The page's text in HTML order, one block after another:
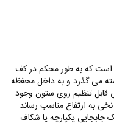
است که به طور محکم در کف
می گذرد و به داخل محفظه
قابل تنظیم روی ستون وجود
به ارتفاع مناسب رساند.
یکپارچه یا شکاف